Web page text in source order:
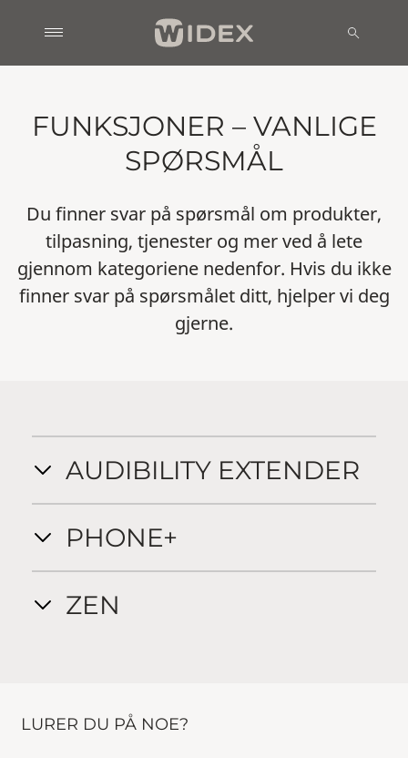
FUNKSJONER – VANLIGE
SPØRSMÅL
Du finner svar på spørsmål om produkter,
tilpasning, tjenester og mer ved å lete
gjennom kategoriene nedenfor. Hvis du ikke
finner svar på spørsmålet ditt, hjelper vi deg
gjerne.
AUDIBILITY EXTENDER
PHONE+
ZEN
LURER DU PÅ NOE?